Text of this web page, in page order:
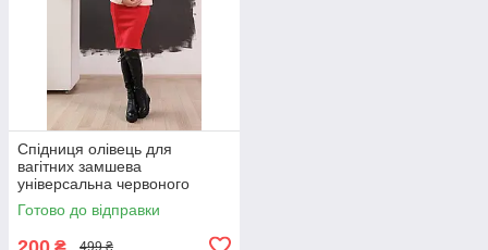
Спідниця олівець для
вагітних замшева
універсальна червоного
кольору, 42
Готово до відправки